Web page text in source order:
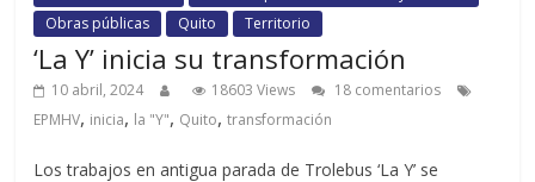
Obras públicas
Quito Territorio
‘La Y’ inicia su transformación
10 abril, 2024 18603 Views
18 comentarios
EPMHV, inicia, la "Y", Quito,transformación
Los trabajos en antigua parada de Trolebus ‘La Y’ se